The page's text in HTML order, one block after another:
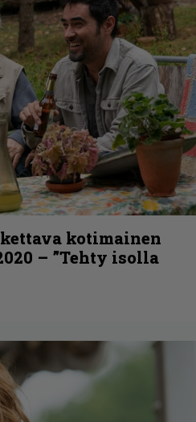
kotimainen
– ”Tehty isolla